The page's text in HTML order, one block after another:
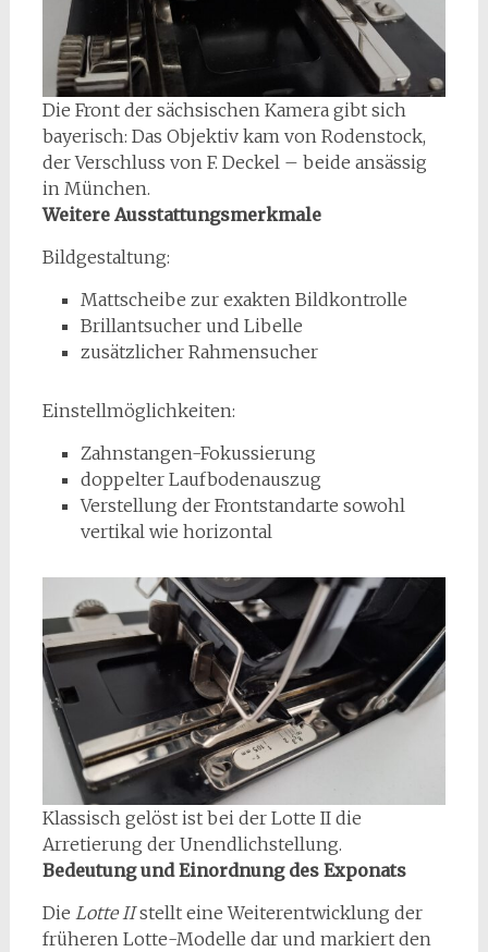
Die Front der sächsischen Kamera gibt sich
bayerisch: Das Objektiv kam von Rodenstock,
der Verschluss von F. Deckel – beide ansässig
in München.
Weitere Ausstattungsmerkmale
Bildgestaltung:
Mattscheibe zur exakten Bildkontrolle
Brillantsucher und Libelle
zusätzlicher Rahmensucher
Einstellmöglichkeiten:
Zahnstangen-Fokussierung
doppelter Laufbodenauszug
Verstellung der Frontstandarte sowohl
vertikal wie horizontal
Klassisch gelöst ist bei der Lotte II die
Arretierung der Unendlichstellung.
Bedeutung und Einordnung des Exponats
Die Lotte IIstellt eine Weiterentwicklung der
früheren Lotte-Modelle dar und markiert den